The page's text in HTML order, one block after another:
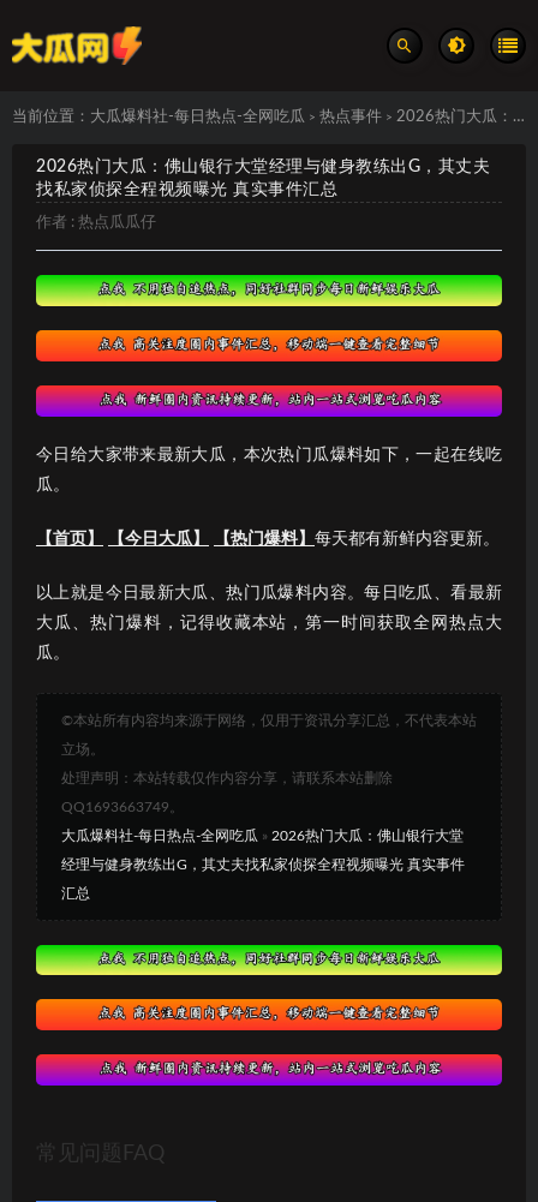
当前位置： 大瓜爆料社-每日热点-全网吃瓜 > 热点事件 > 2026热门大瓜：佛山银行大堂经理与健身教练出G，其丈夫找私家侦探全程视频曝光 真实事件汇总
2026热门大瓜：佛山银行大堂经理与健身教练出G，其丈夫
找私家侦探全程视频曝光 真实事件汇总
作者 : 热点瓜瓜仔
今日给大家带来最新大瓜，本次热门瓜爆料如下，一起在线吃
瓜。
【首页】 【今日大瓜】 【热门爆料】 每天都有新鲜内容更新。
以上就是今日最新大瓜、热门瓜爆料内容。每日吃瓜、看最新
大瓜、热门爆料，记得收藏本站，第一时间获取全网热点大
瓜。
©本站所有内容均来源于网络，仅用于资讯分享汇总，不代表本站
立场。
处理声明：本站转载仅作内容分享，请联系本站删除
QQ1693663749。
大瓜爆料社-每日热点-全网吃瓜 » 2026热门大瓜：佛山银行大堂
经理与健身教练出G，其丈夫找私家侦探全程视频曝光 真实事件
汇总
常见问题FAQ